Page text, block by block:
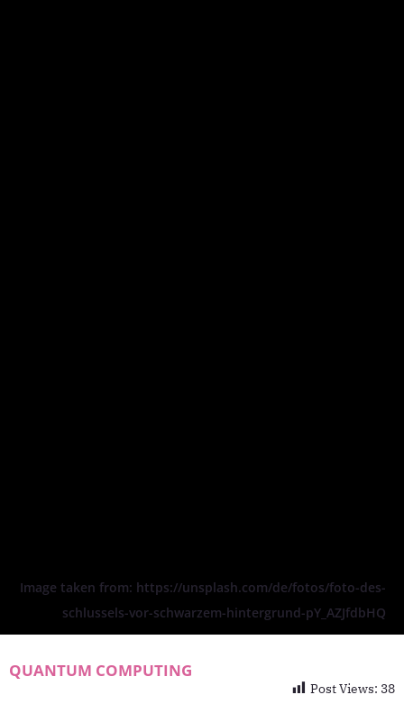
Image taken from: https://unsplash.com/de/fotos/foto-des-
schlussels-vor-schwarzem-hintergrund-pY_AZJfdbHQ
QUANTUM COMPUTING
Post Views: 38